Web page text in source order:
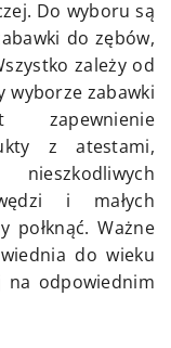
Do wyboru są
do zębów,
zależy od
wyborze zabawki
zapewnienie
z atestami,
i małych
połknąć. Ważne
do wieku
na odpowiednim